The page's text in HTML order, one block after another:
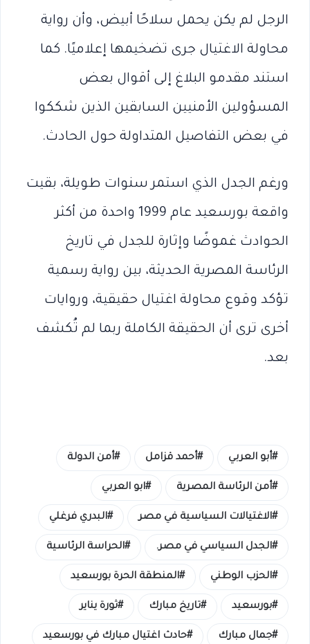
الرجل لم يكن يحمل سلاحًا أبيض، وأن رواية
محاولة الاغتيال جرى تضخيمها إعلاميًا. كما
استند مقدمو البلاغ إلى أقوال بعض
المسؤولين الأمنيين السابقين الذين شككوا
في بعض التفاصيل المتداولة حول الحادث.
ورغم الجدل الذي استمر سنوات طويلة، بقيت
واقعة بورسعيد عام 1999 واحدة من أكثر
الحوادث غموضًا وإثارة للجدل في تاريخ
الرئاسة المصرية الحديثة، بين رواية رسمية
تؤكد وقوع محاولة اغتيال حقيقية، وروايات
أخرى ترى أن الحقيقة الكاملة ربما لم تُكشف
بعد.
أبو العربي أحمد قزامل أمن الدولة
أمن الرئاسة المصرية ابو العربي
الاغتيالات السياسية في مصر البدري فرغلي
الجدل السياسي في مصر. الحراسة الرئاسية
الحزب الوطني المنطقة الحرة بورسعيد
بورسعيد تاريخ مبارك ثورة يناير
جمال مبارك حادث اغتيال مبارك في بورسعيد